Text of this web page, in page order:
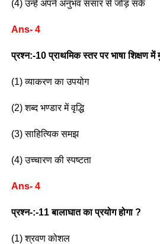
(4) उन्हें अपने अनुभव संसार से जोड़ सके
Ans- 4
प्रश्न:-10 प्राथमिक स्तर पर भाषा शिक्षण में
(1) व्याकरण का उपयोग
(2) शब्द भण्डार में वृद्धि
(3) साहित्यिक समझ
(4) उच्चारण की स्पष्टता
Ans- 4
प्रश्न-:-11 बालाघात का प्रयोग होगा ?
(1) श्रवण कोशल